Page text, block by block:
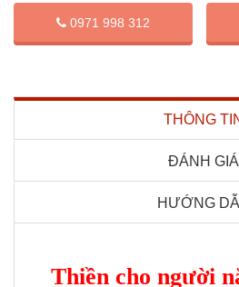
0971 998 312
THÔNG
ĐÁNH GIÁ
HƯỚNG
Thiền cho người